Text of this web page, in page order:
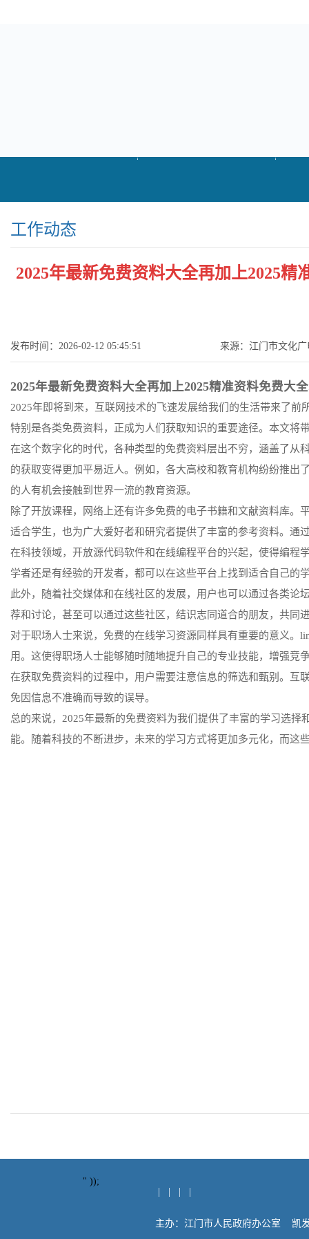
工作动态
2025年最新免费资料大全再加上2025
发布时间：2026-02-12 05:45:51 来源：江门市文化
2025年最新免费资料大全再加上2025精准资料免费大
2025年即将到来，互联网技术的飞速发展给我们的生活带来了
特别是各类免费资料，正成为人们获取知识的重要途径。本文将
在这个数字化的时代，各种类型的免费资料层出不穷，涵盖了从
的获取变得更加平易近人。例如，各大高校和教育机构纷纷推
的人有机会接触到世界一流的教育资源。
除了开放课程，网络上还有许多免费的电子书籍和文献资料库。
适合学生，也为广大爱好者和研究者提供了丰富的参考资料。通
在科技领域，开放源代码软件和在线编程平台的兴起，使得编程
学者还是有经验的开发者，都可以在这些平台上找到适合自己的
此外，随着社交媒体和在线社区的发展，用户也可以通过各类
荐和讨论，甚至可以通过这些社区，结识志同道合的朋友，共同
对于职场人士来说，免费的在线学习资源同样具有重要的意义。
用。这使得职场人士能够随时随地提升自己的专业技能，增强竞
在获取免费资料的过程中，用户需要注意信息的筛选和甄别。互
免因信息不准确而导致的误导。
总的来说，2025年最新的免费资料为我们提供了丰富的学习选
能。随着科技的不断进步，未来的学习方式将更加多元化，而
" ));
主办：江门市人民政府办公室 凯